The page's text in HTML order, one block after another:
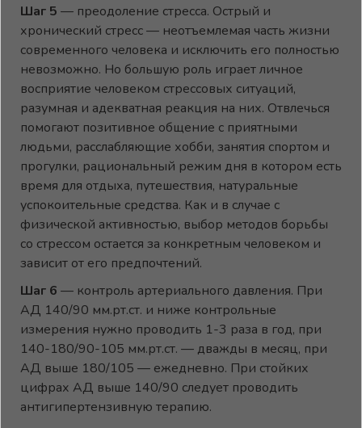
Шаг 5 — преодоление стресса. Острый и
хронический стресс — неотъемлемая часть жизни
современного человека и исключить его полностью
невозможно. Но большую роль играет личное
восприятие человеком стрессовых ситуаций,
разумная и адекватная реакция на них. Отвлечься
помогают позитивное общение с приятными
людьми, расслабляющие хобби, занятия спортом и
прогулки, рациональный режим дня в котором есть
время для отдыха, путешествия, натуральные
успокоительные средства. Как и в случае с
физической активностью, выбор методов борьбы
со стрессом остается за конкретным человеком и
зависит от его предпочтений.
Шаг 6 — контроль артериального давления. При
АД 140/90 мм.рт.ст. и ниже контрольные
измерения нужно проводить 1-3 раза в год, при
140-180/90-105 мм.рт.ст. — дважды в месяц, при
АД выше 180/105 — ежедневно. При стойких
цифрах АД выше 140/90 следует проводить
антигипертензивную терапию.